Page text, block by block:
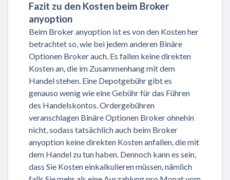
Fazit zu den Kosten beim Broker
anyoption
Beim Broker anyoption ist es von den Kosten her
betrachtet so, wie bei jedem anderen Binäre
Optionen Broker auch. Es fallen keine direkten
Kosten an, die im Zusammenhang mit dem
Handel stehen. Eine Depotgebühr gibt es
genauso wenig wie eine Gebühr für das Führen
des Handelskontos. Ordergebühren
veranschlagen Binäre Optionen Broker ohnehin
nicht, sodass tatsächlich auch beim Broker
anyoption keine direkten Kosten anfallen, die mit
dem Handel zu tun haben. Dennoch kann es sein,
dass Sie Kosten einkalkulieren müssen, nämlich